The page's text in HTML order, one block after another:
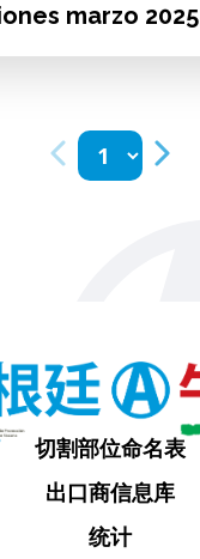
marzo 2025
切割部位命名表
出口商信息库
统计